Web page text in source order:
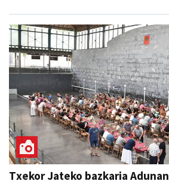
Txekor Jateko bazkaria Adunan